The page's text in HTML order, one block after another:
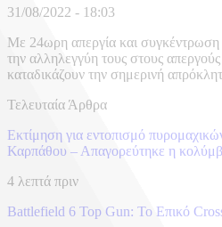
31/08/2022 - 18:03
Με 24ωρη απεργία και συγκέντρωση
την αλληλεγγύη τους στους
καταδικάζουν την σημερινή
Τελευταία Άρθρα
Εκτίμηση για εντοπισμό
Καρπάθου – Απαγορεύτηκε η
4 λεπτά πριν
Battlefield 6 Top Gun: Το Επικό